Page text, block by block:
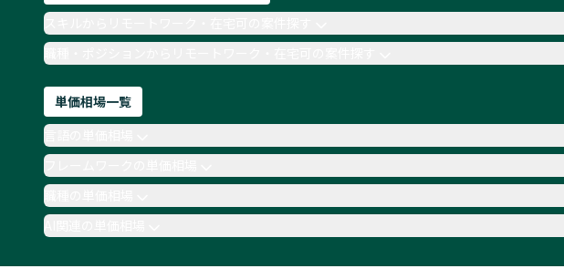
職種・ポジションからリモートワーク・在宅可の案件探す
単価相場一覧
職種の単価相場
AI関連の単価相場